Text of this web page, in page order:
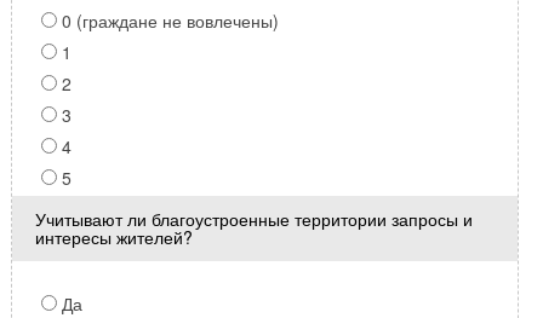
0 (граждане не вовлечены)
1
2
3
4
5
Учитывают ли благоустроенные территории запросы и
интересы жителей?
Да